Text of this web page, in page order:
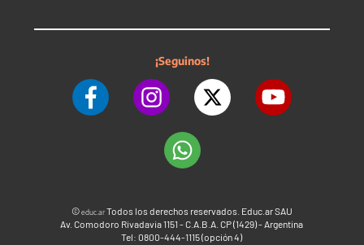
¡Seguinos!
©educ.arTodos los derechos reservados. Educ.ar SAU
Av. Comodoro Rivadavia 1151 - C.A.B.A. CP (1429) - Argentina
Tel: 0800-444-1115 (opción 4)